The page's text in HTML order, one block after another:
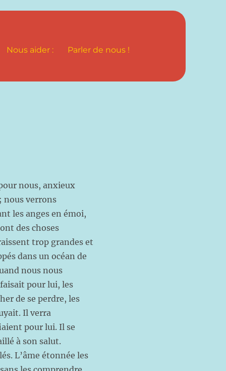
Nous aider : Parler de nous !
nous, anxieux
nous verrons
les anges en émoi,
des choses
trop grandes et
dans un océan de
nous nous
pour lui, les
de se perdre, les
Il verra
pour lui. Il se
à son salut.
L’âme étonnée les